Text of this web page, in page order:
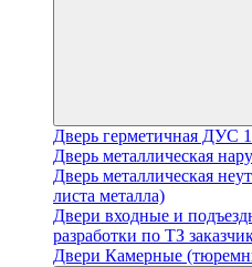
Дверь герметичная ДУС
Дверь металлическая
Дверь металлическая
листа металла)
Двери входные и
разработки по ТЗ
Двери Камерные